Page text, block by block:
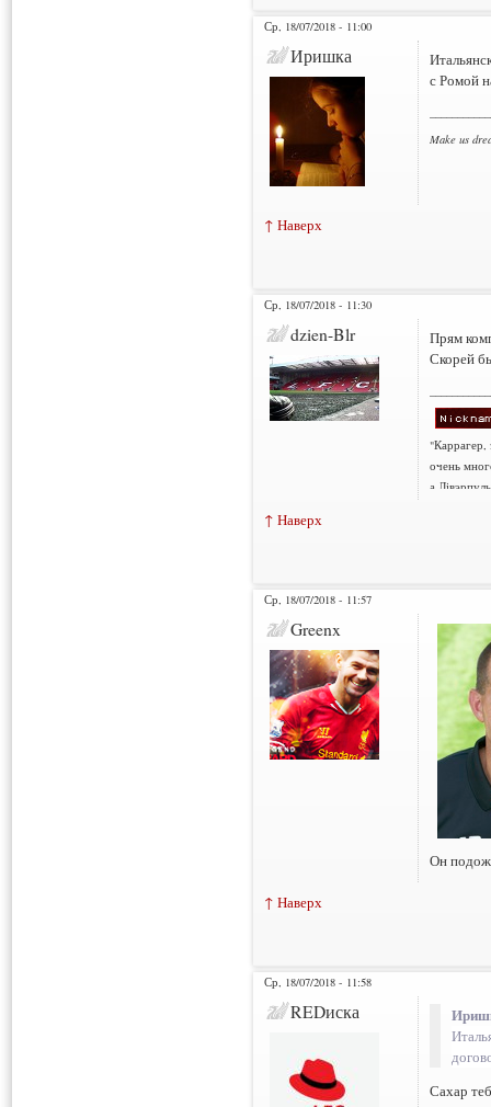
Ср, 18/07/2018 - 11:00
Иришка
с Ромой
Make us
↑ Наверх
Ср, 18/07/2018 - 11:30
dzien-Blr
Прям
Скорей
"Каррагер,
очень
а
↑ Наверх
Ср, 18/07/2018 - 11:57
Greenx
Он
↑ Наверх
Ср, 18/07/2018 - 11:58
REDиска
Сахар